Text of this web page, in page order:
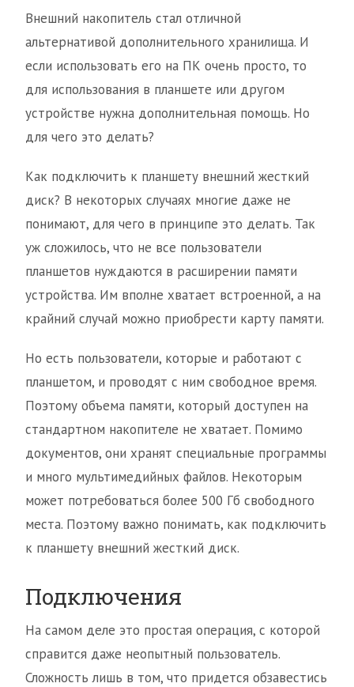
Внешний накопитель стал отличной
альтернативой дополнительного хранилища. И
если использовать его на ПК очень просто, то
для использования в планшете или другом
устройстве нужна дополнительная помощь. Но
для чего это делать?
Как подключить к планшету внешний жесткий
диск? В некоторых случаях многие даже не
понимают, для чего в принципе это делать. Так
уж сложилось, что не все пользователи
планшетов нуждаются в расширении памяти
устройства. Им вполне хватает встроенной, а на
крайний случай можно приобрести карту памяти.
Но есть пользователи, которые и работают с
планшетом, и проводят с ним свободное время.
Поэтому объема памяти, который доступен на
стандартном накопителе не хватает. Помимо
документов, они хранят специальные программы
и много мультимедийных файлов. Некоторым
может потребоваться более 500 Гб свободного
места. Поэтому важно понимать, как подключить
к планшету внешний жесткий диск.
Подключения
На самом деле это простая операция, с которой
справится даже неопытный пользователь.
Сложность лишь в том, что придется обзавестись